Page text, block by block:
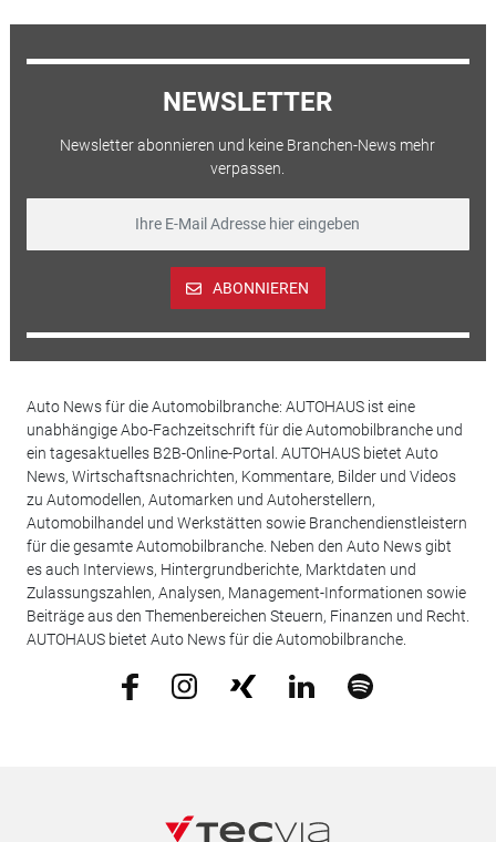
NEWSLETTER
Newsletter abonnieren und keine Branchen-News mehr
verpassen.
ABONNIEREN
Auto News für die Automobilbranche: AUTOHAUS ist eine
unabhängige Abo-Fachzeitschrift für die Automobilbranche und
ein tagesaktuelles B2B-Online-Portal. AUTOHAUS bietet Auto
News, Wirtschaftsnachrichten, Kommentare, Bilder und Videos
zu Automodellen, Automarken und Autoherstellern,
Automobilhandel und Werkstätten sowie Branchendienstleistern
für die gesamte Automobilbranche. Neben den Auto News gibt
es auch Interviews, Hintergrundberichte, Marktdaten und
Zulassungszahlen, Analysen, Management-Informationen sowie
Beiträge aus den Themenbereichen Steuern, Finanzen und Recht.
AUTOHAUS bietet Auto News für die Automobilbranche.